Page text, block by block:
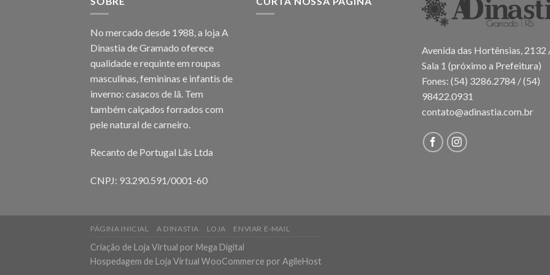
No mercado desde 1988, a loja A
Dinastia de Gramado oferece
qualidade e requinte em roupas
masculinas, femininas e infantis de
inverno: casacos de lã. Tem
também calçados forrados com
pele natural de carneiro.
Recanto de Portugal Lãs Ltda
CNPJ: 93.290.591/0001-60
Avenida das Hortênsias, 2132
Sala 1 (próximo a Prefeitura)
Fones: (54) 3286.2784 / (54)
98422.0931
contato@adinastia.com.br
PÁGINA INICIAL A DINASTIA LOJA ENVIAR E-MAIL
Criação de Loja Virtual por Mega Digital
Hospedagem de Loja Virtual WooCommerce por AgileHost